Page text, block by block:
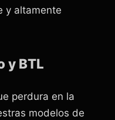
y altamente
y BTL
perdura en la
modelos de